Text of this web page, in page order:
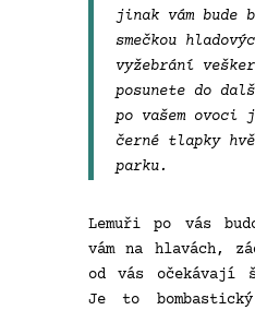
jinak vám bude
smečkou
vyžebrání
posunete do
po vašem
černé tlapky
parku.
Lemuři po vás
vám na hlavách,
od vás očekávají
Je to